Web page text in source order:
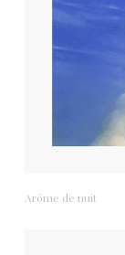
Arôme de nuit